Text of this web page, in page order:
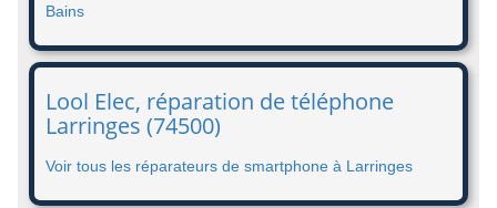
Bains
Lool Elec, réparation de téléphone
Larringes (74500)
Voir tous les réparateurs de smartphone à Larringes